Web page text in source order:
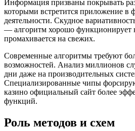
Информация призваны покрывать
которыми встретится приложение в
деятельности. Скудное
— алгоритм хорошо функционирует
промахивается на свежих.
Современные алгоритмы требуют
возможностей. Анализ миллионов
дни даже на производительных
Специализированные чипы
казино официальный сайт более
функций.
Роль методов и схем